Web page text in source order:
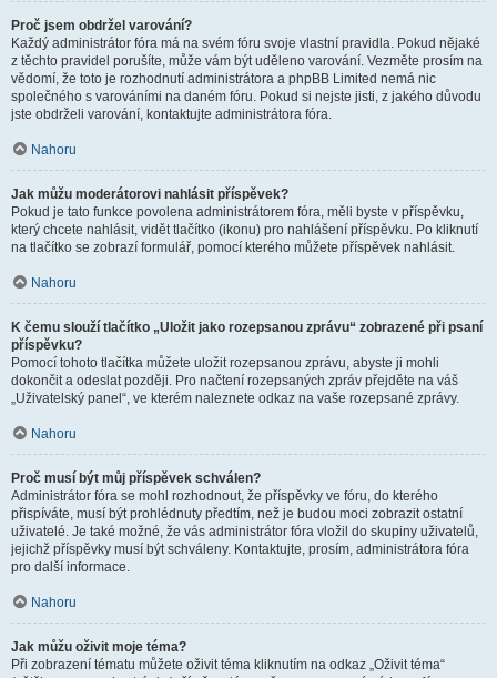
Proč jsem obdržel varování?
Každý administrátor fóra má na svém fóru svoje vlastní pravidla. Pokud nějaké
z těchto pravidel porušíte, může vám být uděleno varování. Vezměte prosím na
vědomí, že toto je rozhodnutí administrátora a phpBB Limited nemá nic
společného s varováními na daném fóru. Pokud si nejste jisti, z jakého důvodu
jste obdrželi varování, kontaktujte administrátora fóra.
Nahoru
Jak můžu moderátorovi nahlásit příspěvek?
Pokud je tato funkce povolena administrátorem fóra, měli byste v příspěvku,
který chcete nahlásit, vidět tlačítko (ikonu) pro nahlášení příspěvku. Po kliknutí
na tlačítko se zobrazí formulář, pomocí kterého můžete příspěvek nahlásit.
Nahoru
K čemu slouží tlačítko „Uložit jako rozepsanou zprávu“ zobrazené při psaní
příspěvku?
Pomocí tohoto tlačítka můžete uložit rozepsanou zprávu, abyste ji mohli
dokončit a odeslat později. Pro načtení rozepsaných zpráv přejděte na váš
„Uživatelský panel“, ve kterém naleznete odkaz na vaše rozepsané zprávy.
Nahoru
Proč musí být můj příspěvek schválen?
Administrátor fóra se mohl rozhodnout, že příspěvky ve fóru, do kterého
přispíváte, musí být prohlédnuty předtím, než je budou moci zobrazit ostatní
uživatelé. Je také možné, že vás administrátor fóra vložil do skupiny uživatelů,
jejichž příspěvky musí být schváleny. Kontaktujte, prosím, administrátora fóra
pro další informace.
Nahoru
Jak můžu oživit moje téma?
Při zobrazení tématu můžete oživit téma kliknutím na odkaz „Oživit téma“